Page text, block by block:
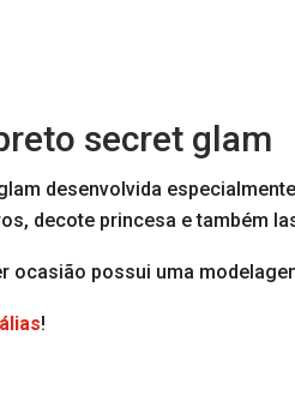
secret glam
desenvolvida
decote princesa e também
ocasião possui uma
!